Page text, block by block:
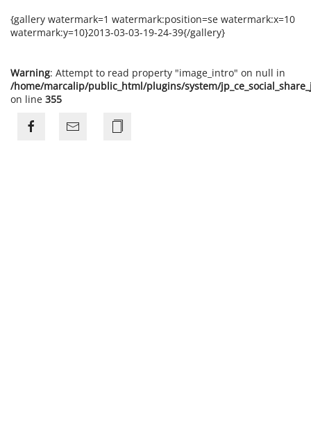
{gallery watermark=1 watermark:position=se watermark:x=10
watermark:y=10}2013-03-03-19-24-39{/gallery}
Warning: Attempt to read property "image_intro" on null in
/home/marcalip/public_html/plugins/system/
on line 355